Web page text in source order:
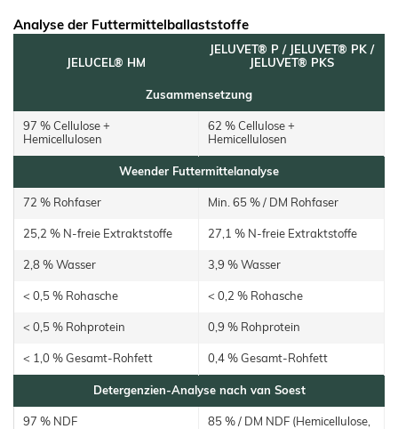
Analyse der Futtermittelballaststoffe
JELUCEL® HM
JELUVET® P / JELUVET® PK /
JELUVET® PKS
Zusammensetzung
97 % Cellulose +
Hemicellulosen
62 % Cellulose +
Hemicellulosen
Weender Futtermittelanalyse
72 % Rohfaser Min. 65 % / DM Rohfaser
25,2 % N-freie Extraktstoffe 27,1 % N-freie Extraktstoffe
2,8 % Wasser 3,9 % Wasser
< 0,5 % Rohasche < 0,2 % Rohasche
< 0,5 % Rohprotein 0,9 % Rohprotein
< 1,0 % Gesamt-Rohfett 0,4 % Gesamt-Rohfett
Detergenzien-Analyse nach van Soest
97 % NDF
85 % / DM NDF (Hemicellulose,